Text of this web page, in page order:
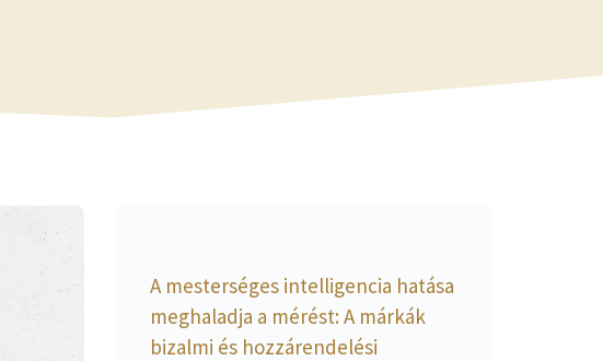
A mesterséges intelligencia hatása
meghaladja a mérést: A márkák
bizalmi és hozzárendelési